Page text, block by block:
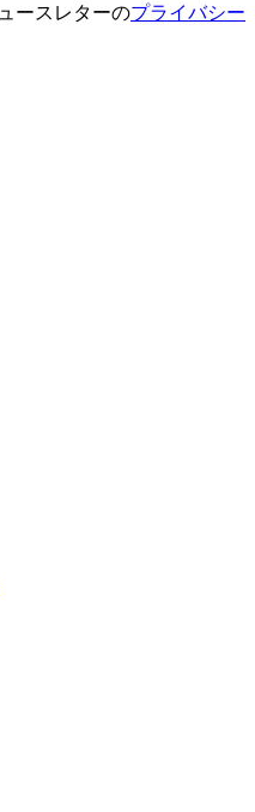
ースレターのプライバシー